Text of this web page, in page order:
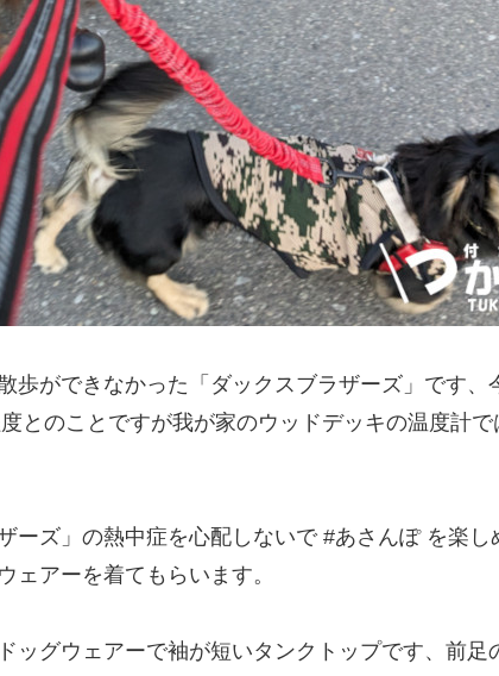
歩ができなかった「ダックスブラザーズ」です、
とのことですが我が家のウッドデッキの温度計で
ーズ」の熱中症を心配しないで #あさんぽ を楽
ェアーを着てもらいます。
ッグウェアーで袖が短いタンクトップです、前足